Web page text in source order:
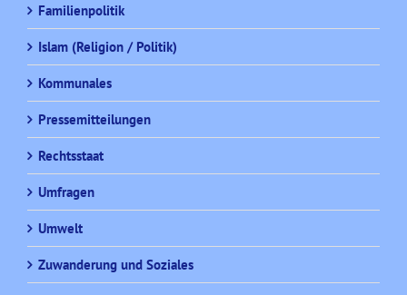
Familienpolitik
Islam (Religion / Politik)
Kommunales
Pressemitteilungen
Rechtsstaat
Umfragen
Umwelt
Zuwanderung und Soziales